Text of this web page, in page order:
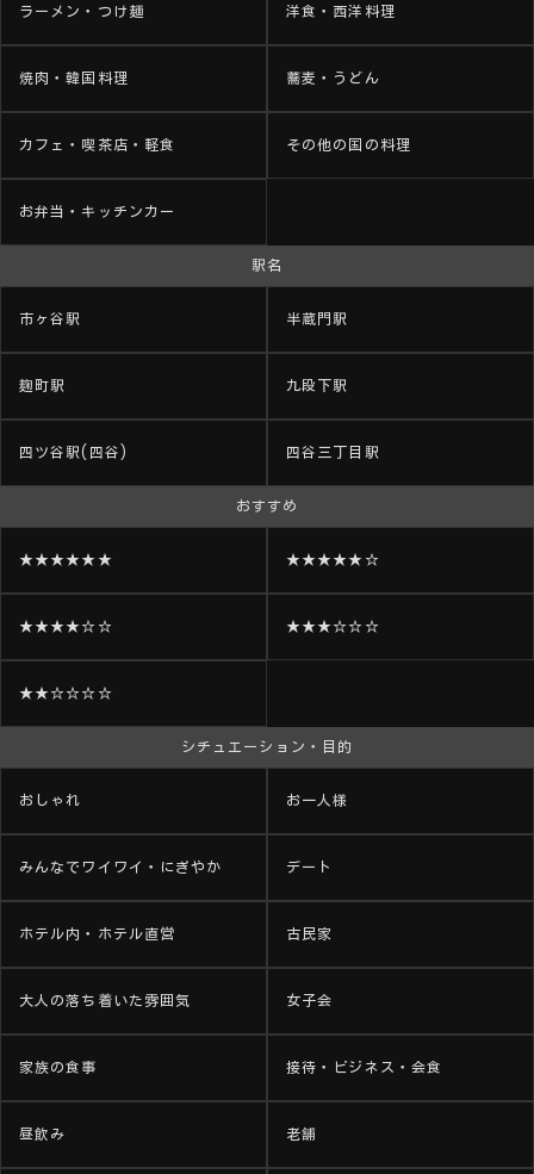
ラーメン・つけ麺 洋食・西洋料理
焼肉・韓国料理 蕎麦・うどん
カフェ・喫茶店・軽食 その他の国の料理
お弁当・キッチンカー
駅名
市ヶ谷駅 半蔵門駅
麹町駅 九段下駅
四ツ谷駅(四谷) 四谷三丁目駅
おすすめ
★★★★★★ ★★★★★☆
★★★★☆☆ ★★★☆☆☆
★★☆☆☆☆
シチュエーション・目的
おしゃれ お一人様
みんなでワイワイ・にぎやか デート
ホテル内・ホテル直営 古民家
大人の落ち着いた雰囲気 女子会
家族の食事 接待・ビジネス・会食
昼飲み 老舗